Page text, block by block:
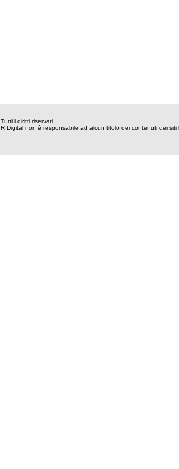
Tutti i diritti riservati
R Digital non è responsabile ad alcun titolo dei contenuti dei siti